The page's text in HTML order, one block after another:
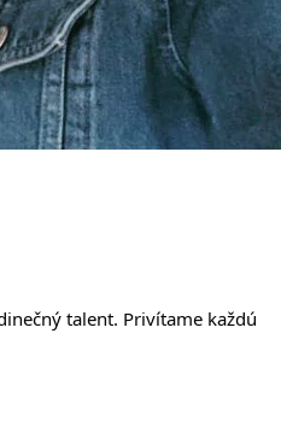
talent. Privítame každú